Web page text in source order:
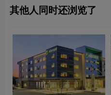
其他人同时还浏览了